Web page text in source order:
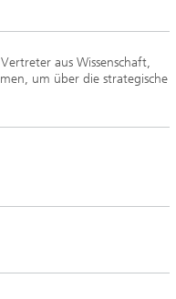
aus Wissenschaft,
um über die strategische